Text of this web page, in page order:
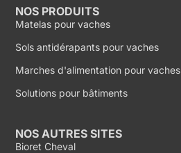
NOS PRODUITS
Matelas pour vaches
Sols antidérapants pour vaches
Marches d'alimentation pour vaches
Solutions pour bâtiments
NOS AUTRES SITES
Bioret Cheval